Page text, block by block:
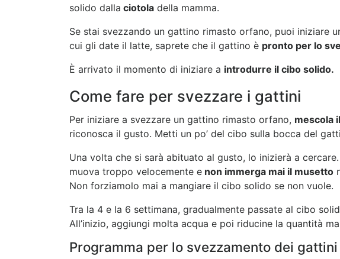
solido dalla ciotola della mamma.
Se stai svezzando un gattino rimasto orfano, puoi iniziare
cui gli date il latte, saprete che il gattino è pronto per lo
È arrivato il momento di iniziare a introdurre il cibo solido.
Come fare per svezzare i gattini
Per iniziare a svezzare un gattino rimasto orfano, mescola
riconosca il gusto. Metti un po’ del cibo sulla bocca del
Una volta che si sarà abituato al gusto, lo inizierà a
muova troppo velocemente e non immerga mai il musetto
Non forziamolo mai a mangiare il cibo solido se non vuole.
Tra la 4 e la 6 settimana, gradualmente passate al cibo
All’inizio, aggiungi molta acqua e poi riducine la quantità
Programma per lo svezzamento dei gattini